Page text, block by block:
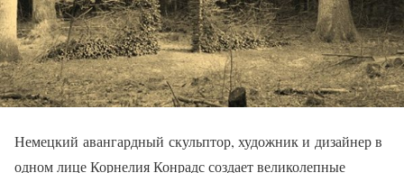
Немецкий авангардный скульптор, художник и дизайнер в
одном лице Корнелия Конрадс создает великолепные